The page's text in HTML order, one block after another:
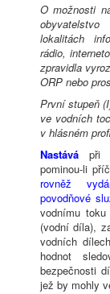
O možnosti
lokalitách
rádio,
zpravidla
ORP nebo
První stupeň
ve vodních
v hlásném
Nastává
při
pominou-li
rovněž
povodňové
vodnímu toku
(vodní díla),
vodních
hodnot
bezpečnosti
jež by mohly